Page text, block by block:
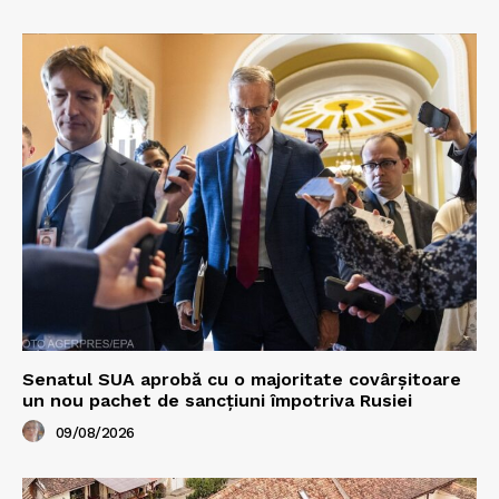
Senatul SUA aprobă cu o majoritate covârșitoare
un nou pachet de sancțiuni împotriva Rusiei
09/08/2026